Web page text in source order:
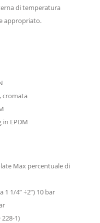
di temperatura
appropriato.
cromata
EPDM
Max percentuale di
1 1/4” ÷2”) 10 bar
228-1)